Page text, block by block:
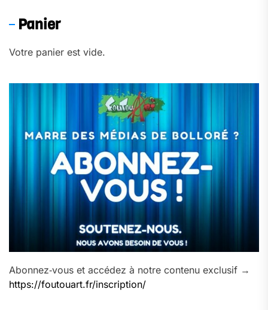
Panier
Votre panier est vide.
Abonnez‑vous et accédez à notre contenu exclusif →
https://foutouart.fr/inscription/